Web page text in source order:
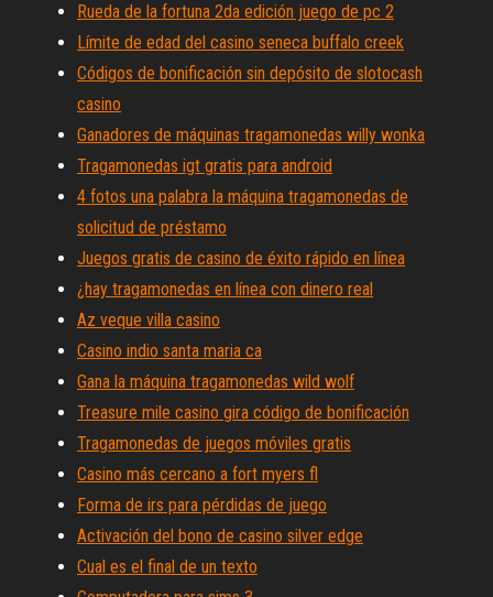
Rueda de la fortuna 2da edición juego de pc 2
Límite de edad del casino seneca buffalo creek
Códigos de bonificación sin depósito de slotocash
casino
Ganadores de máquinas tragamonedas willy wonka
Tragamonedas igt gratis para android
4 fotos una palabra la máquina tragamonedas de
solicitud de préstamo
Juegos gratis de casino de éxito rápido en línea
¿hay tragamonedas en línea con dinero real
Az veque villa casino
Casino indio santa maria ca
Gana la máquina tragamonedas wild wolf
Treasure mile casino gira código de bonificación
Tragamonedas de juegos móviles gratis
Casino más cercano a fort myers fl
Forma de irs para pérdidas de juego
Activación del bono de casino silver edge
Cual es el final de un texto